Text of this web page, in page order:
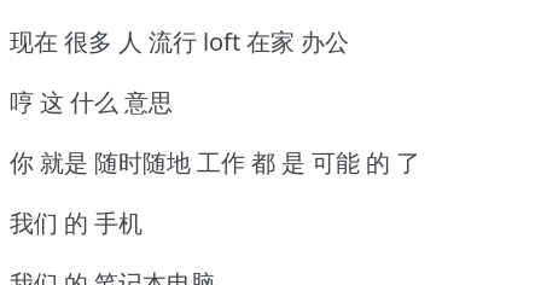
现在 很多 人 流行 loft 在家 办公
哼 这 什么 意思
你 就是 随时随地 工作 都 是 可能 的 了
我们 的 手机